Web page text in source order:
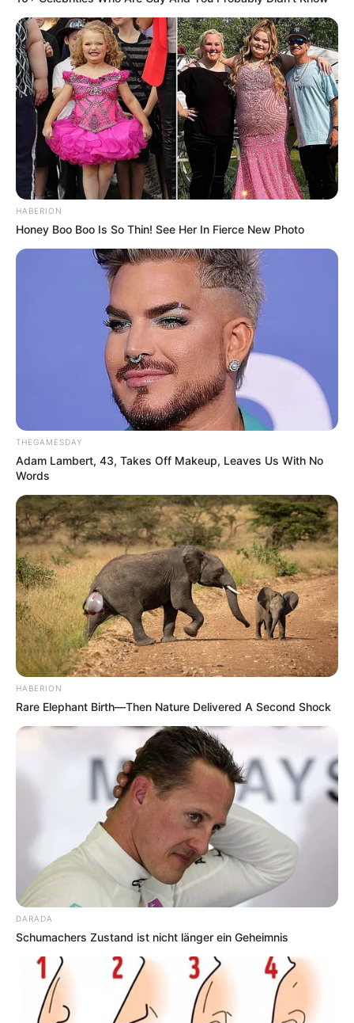
Smartphone Startseite
Suchen:
Angebote integriert. Wenn etwas darüber gebucht oder
gekauft wird, ist das eine Unterstützung, ohne dass sich
dadurch der Preis ändert.
HABERION
Honey Boo Boo Is So Thin! See Her In Fierce New Photo
THEGAMESDAY
Adam Lambert, 43, Takes Off Makeup, Leaves Us With No
Words
HABERION
Rare Elephant Birth—Then Nature Delivered A Second Shock
DARADA
Schumachers Zustand ist nicht länger ein Geheimnis